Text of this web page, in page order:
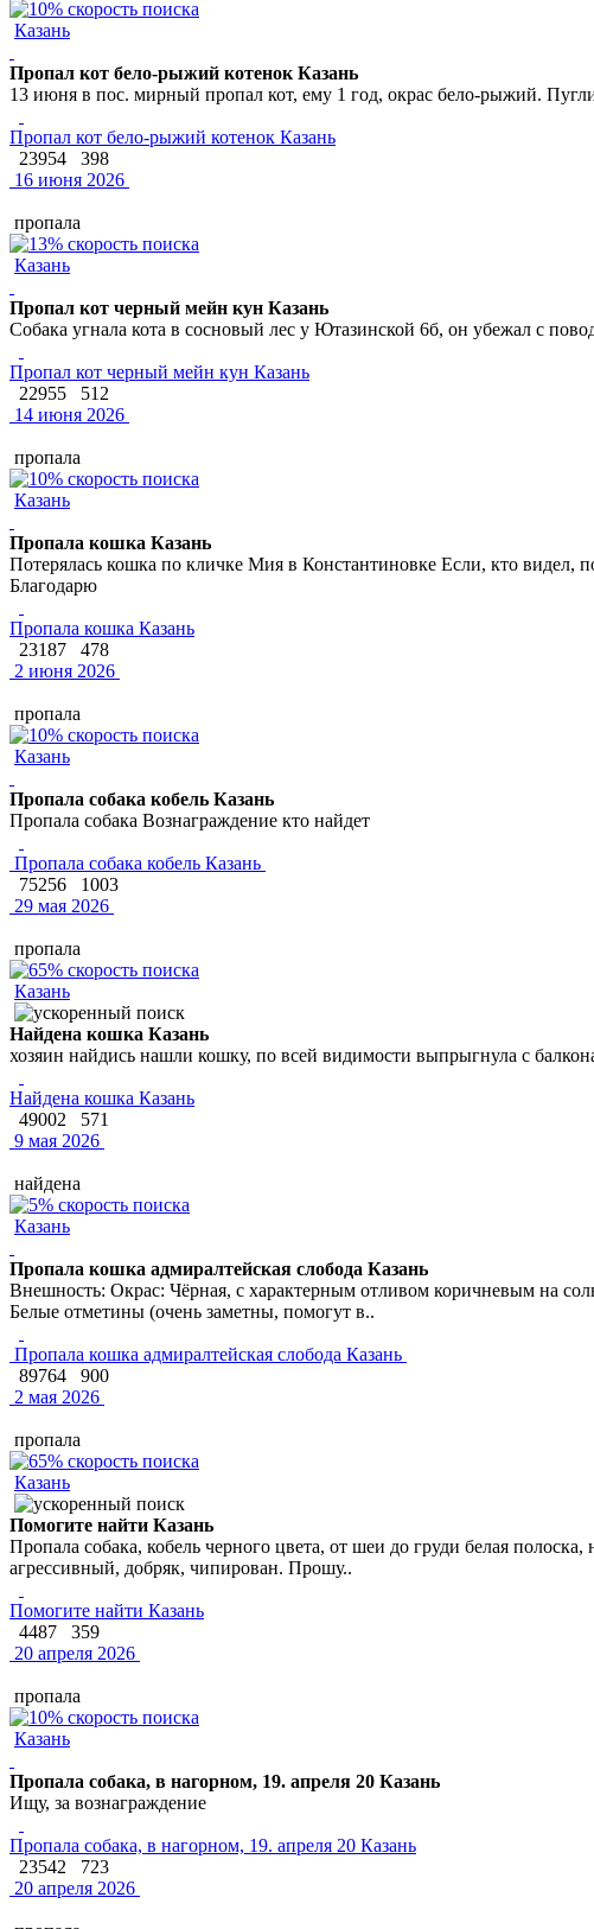
Казань
Пропал кот бело-рыжий котенок Казань
13 июня в пос. мирный пропал кот, ему 1 год, окрас бело-рыжий.
Пропал кот бело-рыжий котенок Казань
23954
398
16 июня 2026
пропала
Казань
Пропал кот черный мейн кун Казань
Собака угнала кота в сосновый лес у Ютазинской 6б, он убежал с
Пропал кот черный мейн кун Казань
22955
512
14 июня 2026
пропала
Казань
Пропала кошка Казань
Потерялась кошка по кличке Мия в Константиновке Если, кто видел,
Благодарю
Пропала кошка Казань
23187
478
2 июня 2026
пропала
Казань
Пропала собака кобель Казань
Пропала собака Вознаграждение кто найдет
Пропала собака кобель Казань
75256
1003
29 мая 2026
пропала
Казань
Найдена кошка Казань
хозяин найдись нашли кошку, по всей видимости выпрыгнула с
Найдена кошка Казань
49002
571
9 мая 2026
найдена
Казань
Пропала кошка адмиралтейская слобода Казань
Внешность: Окрас: Чёрная, с характерным отливом коричневым на
Белые отметины (очень заметны, помогут в..
Пропала кошка адмиралтейская слобода Казань
89764
900
2 мая 2026
пропала
Казань
Помогите найти Казань
Пропала собака, кобель черного цвета, от шеи до груди белая
агрессивный, добряк, чипирован. Прошу..
Помогите найти Казань
4487
359
20 апреля 2026
пропала
Казань
Пропала собака, в нагорном, 19. апреля 20 Казань
Ищу, за вознаграждение
Пропала собака, в нагорном, 19. апреля 20 Казань
23542
723
20 апреля 2026